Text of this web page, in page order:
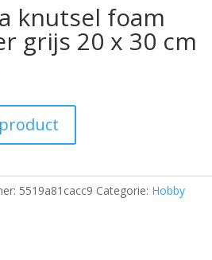
knutsel foam
grijs 20 x 30 cm
5519a81cacc9 Categorie: Hobby